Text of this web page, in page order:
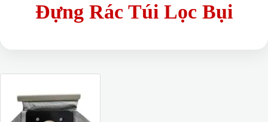
Đựng Rác Túi Lọc Bụi